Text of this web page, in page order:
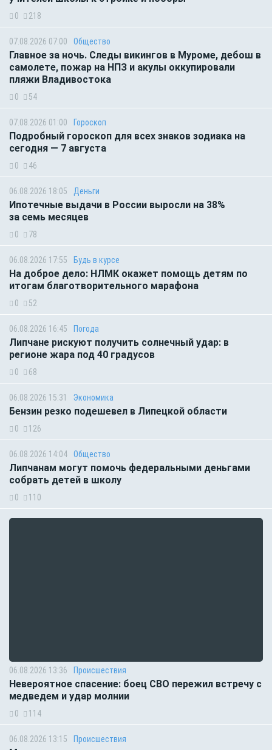
0 218
07.08.2026 07:00 Общество
Главное за ночь. Следы викингов в Муроме, дебош в
самолете, пожар на НПЗ и акулы оккупировали
пляжи Владивостока
0 54
07.08.2026 01:00 Гороскоп
Подробный гороскоп для всех знаков зодиака на
сегодня — 7 августа
0 46
06.08.2026 18:05 Деньги
Ипотечные выдачи в России выросли на 38%
за семь месяцев
0 78
06.08.2026 17:55 Будь в курсе
На доброе дело: НЛМК окажет помощь детям по
итогам благотворительного марафона
0 52
06.08.2026 16:45 Погода
Липчане рискуют получить солнечный удар: в
регионе жара под 40 градусов
0 68
06.08.2026 15:31 Экономика
Бензин резко подешевел в Липецкой области
0 126
06.08.2026 14:04 Общество
Липчанам могут помочь федеральными деньгами
собрать детей в школу
0 110
06.08.2026 13:36 Происшествия
Невероятное спасение: боец СВО пережил встречу с
медведем и удар молнии
0 114
06.08.2026 13:15 Происшествия